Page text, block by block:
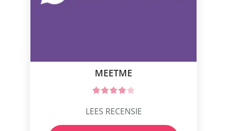
MEETME
LEES RECENSIE